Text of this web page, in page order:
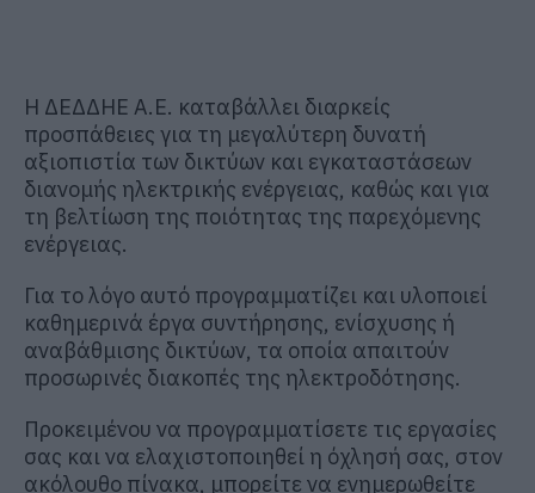
H ΔΕΔΔΗΕ Α.Ε. καταβάλλει διαρκείς
προσπάθειες για τη μεγαλύτερη δυνατή
αξιοπιστία των δικτύων και εγκαταστάσεων
διανομής ηλεκτρικής ενέργειας, καθώς και για
τη βελτίωση της ποιότητας της παρεχόμενης
ενέργειας.
Για το λόγο αυτό προγραμματίζει και υλοποιεί
καθημερινά έργα συντήρησης, ενίσχυσης ή
αναβάθμισης δικτύων, τα οποία απαιτούν
προσωρινές διακοπές της ηλεκτροδότησης.
Προκειμένου να προγραμματίσετε τις εργασίες
σας και να ελαχιστοποιηθεί η όχλησή σας, στον
ακόλουθο πίνακα, μπορείτε να ενημερωθείτε